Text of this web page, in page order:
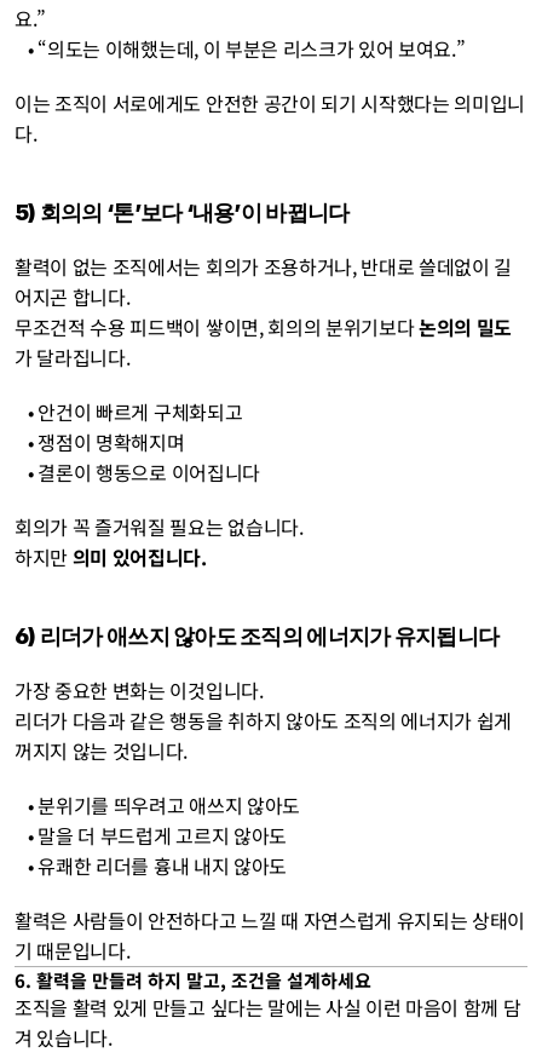
요.”
   • “의도는 이해했는데, 이 부분은 리스크가 있어 보여요.”
이는 조직이 서로에게도 안전한 공간이 되기 시작했다는 의미입니
다.
5) 회의의 ‘톤’보다 ‘내용’이 바뀝니다
활력이 없는 조직에서는 회의가 조용하거나, 반대로 쓸데없이 길
어지곤 합니다.
무조건적 수용 피드백이 쌓이면, 회의의 분위기보다 논의의 밀도
가 달라집니다.
   • 안건이 빠르게 구체화되고
   • 쟁점이 명확해지며
   • 결론이 행동으로 이어집니다
회의가 꼭 즐거워질 필요는 없습니다.
하지만 의미 있어집니다.
6) 리더가 애쓰지 않아도 조직의 에너지가 유지됩니다
가장 중요한 변화는 이것입니다.
리더가 다음과 같은 행동을 취하지 않아도 조직의 에너지가 쉽게
꺼지지 않는 것입니다.
   • 분위기를 띄우려고 애쓰지 않아도
   • 말을 더 부드럽게 고르지 않아도
   • 유쾌한 리더를 흉내 내지 않아도
활력은 사람들이 안전하다고 느낄 때 자연스럽게 유지되는 상태이
기 때문입니다.
6. 활력을 만들려 하지 말고, 조건을 설계하세요
조직을 활력 있게 만들고 싶다는 말에는 사실 이런 마음이 함께 담
겨 있습니다.